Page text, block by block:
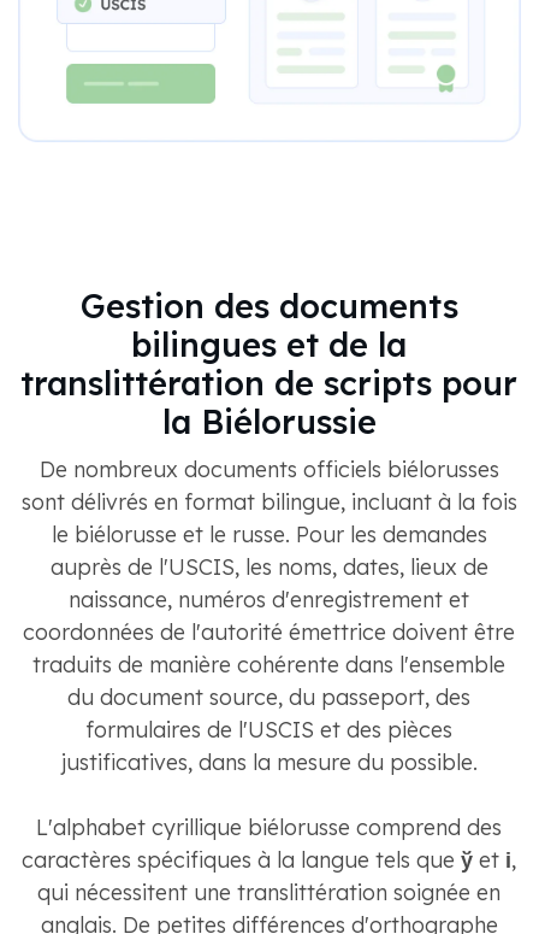
Gestion des documents
bilingues et de la
translittération de scripts pour
la Biélorussie
De nombreux documents officiels biélorusses
sont délivrés en format bilingue, incluant à la fois
le biélorusse et le russe. Pour les demandes
auprès de l'USCIS, les noms, dates, lieux de
naissance, numéros d'enregistrement et
coordonnées de l'autorité émettrice doivent être
traduits de manière cohérente dans l'ensemble
du document source, du passeport, des
formulaires de l'USCIS et des pièces
justificatives, dans la mesure du possible.
L'alphabet cyrillique biélorusse comprend des
caractères spécifiques à la langue tels que ў et і,
qui nécessitent une translittération soignée en
anglais. De petites différences d'orthographe